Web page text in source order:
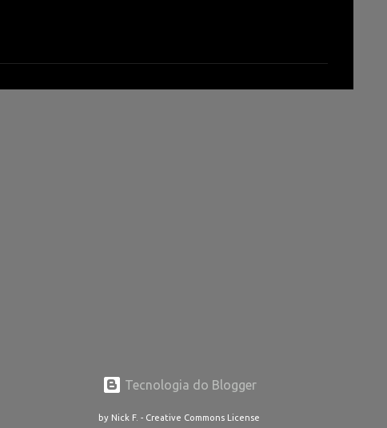
Tecnologia do Blogger
by Nick F. - Creative Commons License